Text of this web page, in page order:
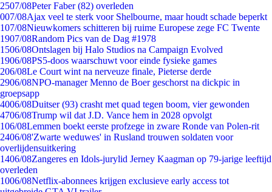
2507/08Peter Faber (82) overleden
007/08Ajax veel te sterk voor Shelbourne, maar houdt schade beperkt
107/08Nieuwkomers schitteren bij ruime Europese zege FC Twente
1907/08Random Pics van de Dag #1978
1506/08Ontslagen bij Halo Studios na Campaign Evolved
1906/08PS5-doos waarschuwt voor einde fysieke games
206/08Le Court wint na nerveuze finale, Pieterse derde
2906/08NPO-manager Menno de Boer geschorst na dickpic in
groepsapp
4006/08Duitser (93) crasht met quad tegen boom, vier gewonden
4706/08Trump wil dat J.D. Vance hem in 2028 opvolgt
106/08Lemmen boekt eerste profzege in zware Ronde van Polen-rit
2406/08'Zwarte weduwes' in Rusland trouwen soldaten voor
overlijdensuitkering
1406/08Zangeres en Idols-jurylid Jerney Kaagman op 79-jarige leeftijd
overleden
1006/08Netflix-abonnees krijgen exclusieve early access tot